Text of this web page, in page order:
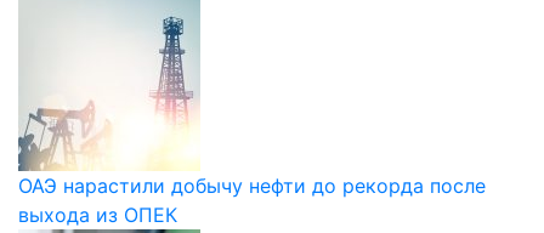
ОАЭ нарастили добычу нефти до рекорда после
выхода из ОПЕК